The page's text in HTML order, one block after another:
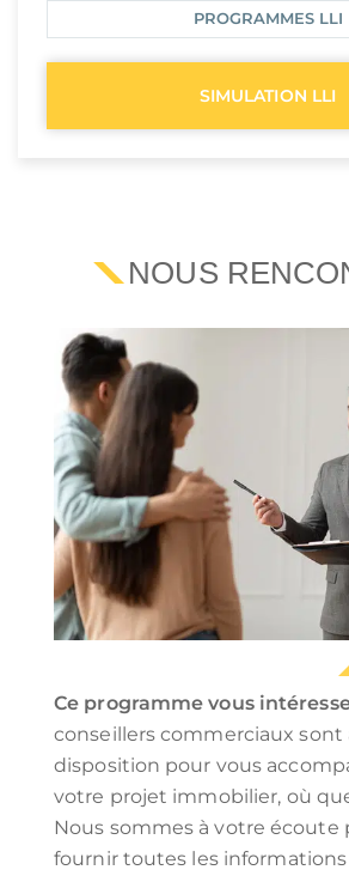
PROGRAMMES LLI
SIMULATION LLI
NOUS
Ce programme vous
conseillers commerciaux sont
disposition pour vous
votre projet immobilier, où
Nous sommes à votre écoute
fournir toutes les informations